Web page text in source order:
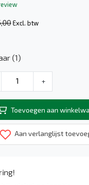
Excl. btw
(1)
+
Toevoegen aan
Aan verlanglijst